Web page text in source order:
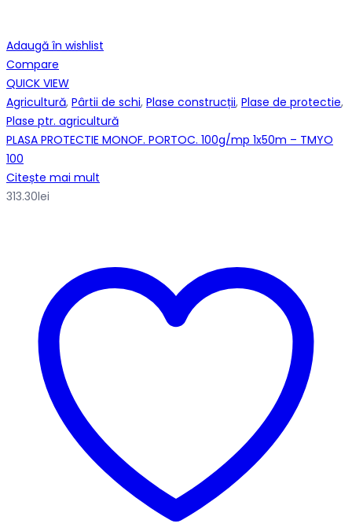
Adaugă în wishlist
Compare
QUICK VIEW
Agricultură, Pârtii de schi, Plase construcții, Plase de protectie,
Plase ptr. agricultură
PLASA PROTECTIE MONOF. PORTOC. 100g/mp 1x50m – TMYO
100
Citește mai mult
313.30lei